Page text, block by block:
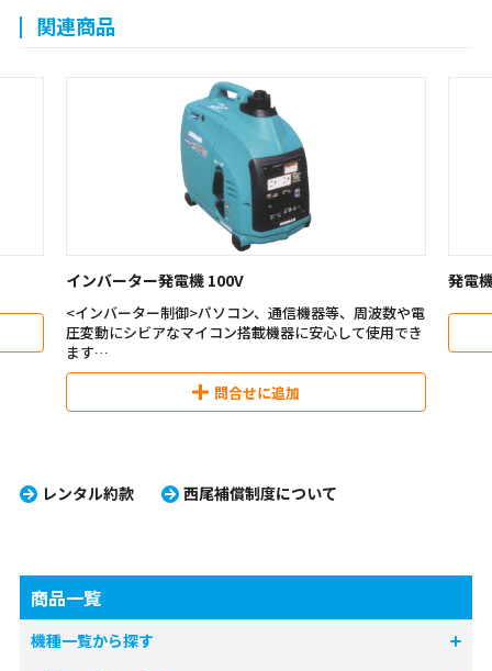
関連商品
インバーター発電機 100V
<インバーター制御>パソコン、通信機器等、周波数や電
圧変動にシビアなマイコン搭載機器に安心して使用でき
ます
<エコスロットル>使用機器の消費電力に見合ったエンジ
ン回転に自動制御します問合せに追加
発電
レンタル約款 西尾補償制度について
商品一覧
機種一覧から探す